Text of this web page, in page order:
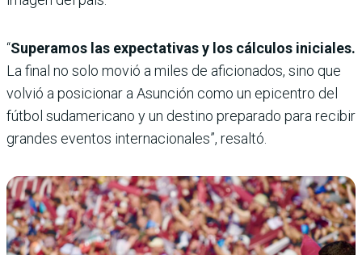
“Superamos las expectativas y los cálculos iniciales.
La final no solo movió a miles de aficionados, sino que
volvió a posicionar a Asunción como un epicentro del
fútbol sudamericano y un destino preparado para recibir
grandes eventos internacionales”, resaltó.